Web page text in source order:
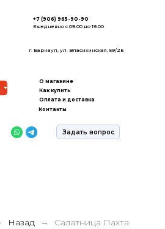
+7 (906) 965-90-90
Ежедневно с 09.00 до 19.00
г. Барнаул, ул. Власихинская, 59/2Е
Задать вопрос
О магазине
Как купить
Оплата и доставка
Контакты
Назад
Салатница Пахта